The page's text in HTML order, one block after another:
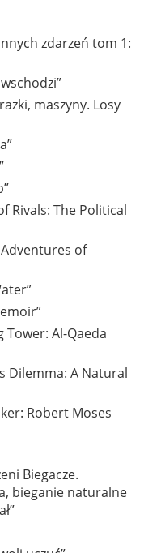
zdarzeń tom 1:
maszyny. Losy
Rivals: The Political
of
Tower: Al-Qaeda
Dilemma: A Natural
Robert Moses
Biegacze.
bieganie naturalne